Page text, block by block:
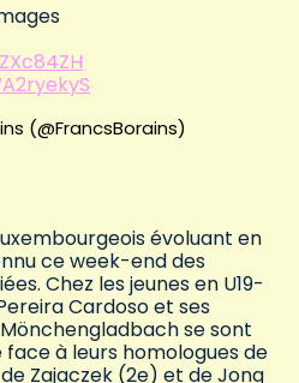
(@FrancsBorains)
évoluant en
ce week-end des
Chez les jeunes en U19-
Cardoso et ses
se sont
à leurs homologues de
Zajaczek (2e) et de Jong